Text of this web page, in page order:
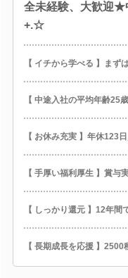
全未経験、大歓迎★
+.☆
【 イチから学べる 】まず
【 中途入社の平均年齢25
【 お休み充実 】年休123
【 手厚い福利厚生 】賞与
【 しっかり還元 】12年
【 長期成長を応援 】